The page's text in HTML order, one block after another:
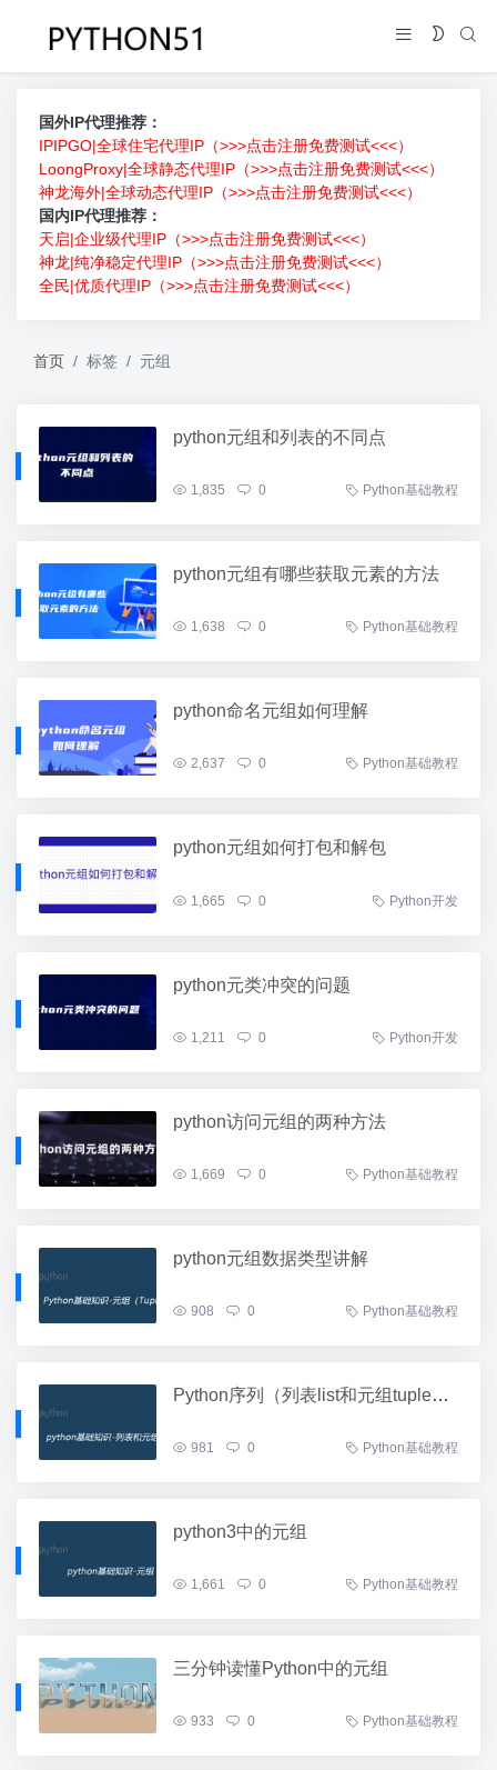
国外IP代理推荐：
IPIPGO|全球住宅代理IP（>>>点击注册免费测试<<<）
LoongProxy|全球静态代理IP（>>>点击注册免费测试<<<）
神龙海外|全球动态代理IP（>>>点击注册免费测试<<<）
国内IP代理推荐：
天启|企业级代理IP（>>>点击注册免费测试<<<）
神龙|纯净稳定代理IP（>>>点击注册免费测试<<<）
全民|优质代理IP（>>>点击注册免费测试<<<）
首页 标签 元组
python元组和列表的不同点
1,835 0 Python基础教程
python元组有哪些获取元素的方法
1,638 0 Python基础教程
python命名元组如何理解
2,637 0 Python基础教程
python元组如何打包和解包
1,665 0 Python开发
python元类冲突的问题
1,211 0 Python开发
python访问元组的两种方法
1,669 0 Python基础教程
python元组数据类型讲解
908 0 Python基础教程
Python序列（列表list和元组tuple）用法完全攻略
981 0 Python基础教程
python3中的元组
1,661 0 Python基础教程
三分钟读懂Python中的元组
933 0 Python基础教程